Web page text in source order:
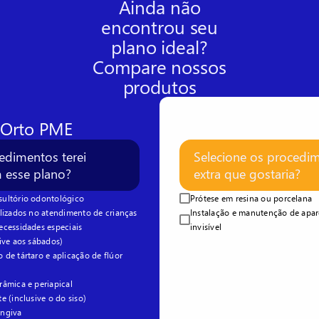
Ainda não
encontrou seu
plano ideal?
Compare nossos
produtos
PME
terei
plano?
odontológico
no atendimento de crianças
especiais
aos sábados)
de tártaro e aplicação de flúor
e periapical
(inclusive o do siso)
Selecione os
extra que gostaria?
Prótese em resina ou porcelana
Instalação e manutenção de
invisível